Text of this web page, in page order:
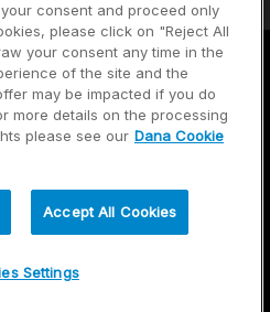
reservados.
consent and proceed only
please click on "Reject All
your consent any time in the
of the site and the
may be impacted if you do
more details on the processing
please see our Dana Cookie
Accept All Cookies
Settings